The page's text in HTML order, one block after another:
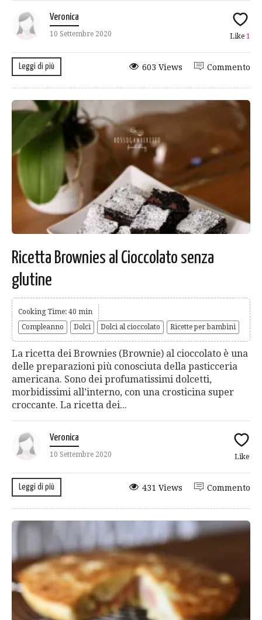
Veronica
10 Settembre 2020 Like 1
Leggi di più Commento
603 Views
Ricetta Brownies al Cioccolato senza
glutine
Cooking Time: 40 min
Compleanno
Dolci Dolci al cioccolato Ricette per bambini
La ricetta dei Brownies (Brownie) al cioccolato è una
delle preparazioni più conosciuta della pasticceria
americana. Sono dei profumatissimi dolcetti,
morbidissimi all’interno, con una crosticina super
croccante. La ricetta dei...
Veronica
10 Settembre 2020 Like
Leggi di più Commento
431 Views